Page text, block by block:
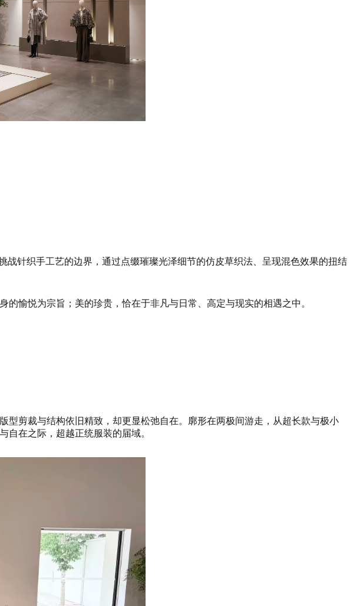
针织手工艺的边界，通过点缀璀璨光泽细节的仿皮草织法、呈现混色效果的扭结
愉悦为宗旨；美的珍贵，恰在于非凡与日常、高定与现实的相遇之中。
剪裁与结构依旧精致，却更显松弛自在。廓形在两极间游走，从超长款与极小
自在之际，超越正统服装的届域。